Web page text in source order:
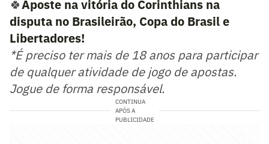
🍀Aposte na vitória do Corinthians na
disputa no Brasileirão, Copa do Brasil e
Libertadores!
*É preciso ter mais de 18 anos para participar
de qualquer atividade de jogo de apostas.
Jogue de forma responsável.
CONTINUA
APÓS A
PUBLICIDADE